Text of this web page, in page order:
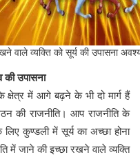
वाले व्यक्ति को सूर्य की उपासना
उपासना
क्षेत्र में आगे बढ़ने के भी दो मार्ग हैं
की राजनीति। आप राजनीति के
कुण्डली में सूर्य का अच्छा होना
में जाने की इच्छा रखने वाले व्यक्ति